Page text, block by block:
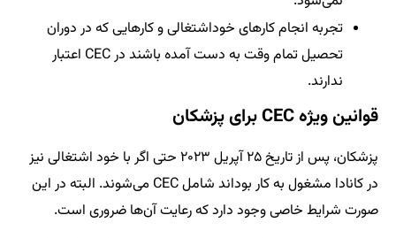
تجربه انجام کارهای خوداشتغالی و کارهایی که در دوران
تحصیل تمام وقت به دست آمده باشند در CEC اعتبار
ندارند.
قوانین ویژه CEC برای پزشکان
پزشکان، پس از تاریخ ۲۵ آپریل ۲۰۲۳ حتی اگر با خود اشتغالی نیز
در کانادا مشغول به کار بود‌اند شامل CEC می‌شوند. البته در این
صورت شرایط خاصی وجود دارد که رعایت آن‌ها ضروری است.